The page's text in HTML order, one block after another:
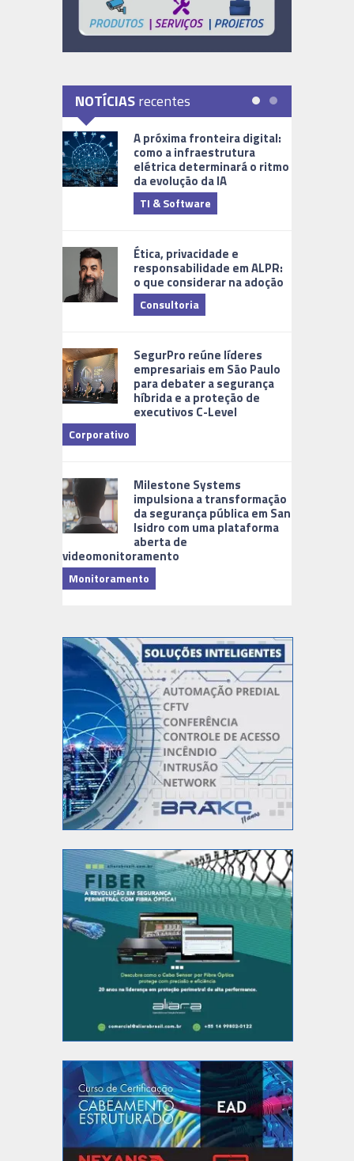
NOTÍCIASrecentes
A próxima fronteira digital:
como a infraestrutura
elétrica determinará o ritmo
da evolução da IA
TI & Software
Ética, privacidade e
responsabilidade em ALPR:
o que considerar na adoção
Consultoria
SegurPro reúne líderes
empresariais em São Paulo
para debater a segurança
híbrida e a proteção de
executivos C-Level
Corporativo
Milestone Systems
impulsiona a transformação
da segurança pública em San
Isidro com uma plataforma
aberta de
videomonitoramento
Monitoramento